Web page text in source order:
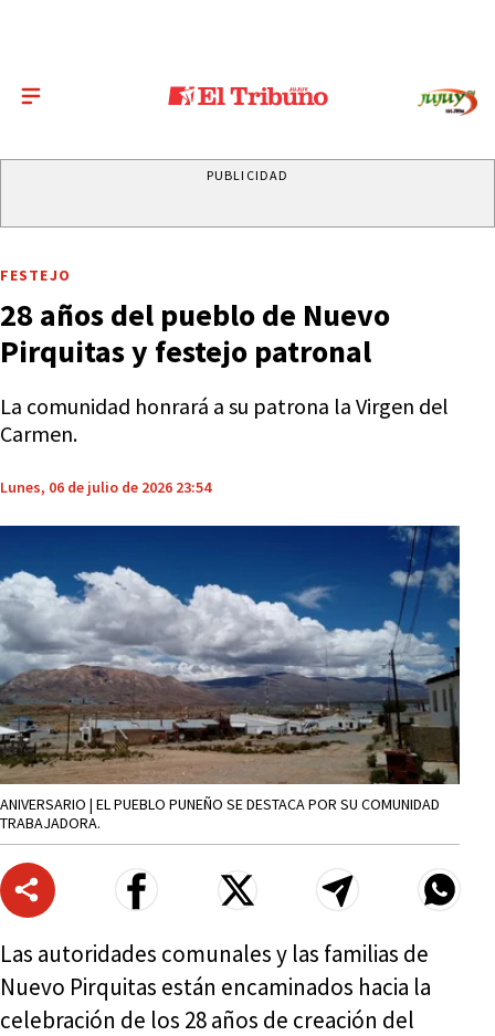
PUBLICIDAD
FESTEJO
28 años del pueblo de Nuevo
Pirquitas y festejo patronal
La comunidad honrará a su patrona la Virgen del
Carmen.
Lunes, 06 de julio de 2026 23:54
ANIVERSARIO | EL PUEBLO PUNEÑO SE DESTACA POR SU COMUNIDAD
TRABAJADORA.
Las autoridades comunales y las familias de
Nuevo Pirquitas están encaminados hacia la
celebración de los 28 años de creación del